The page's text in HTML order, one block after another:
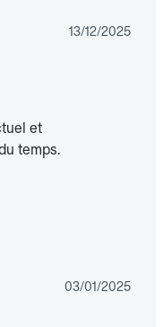
13/12/2025
et
temps.
03/01/2025